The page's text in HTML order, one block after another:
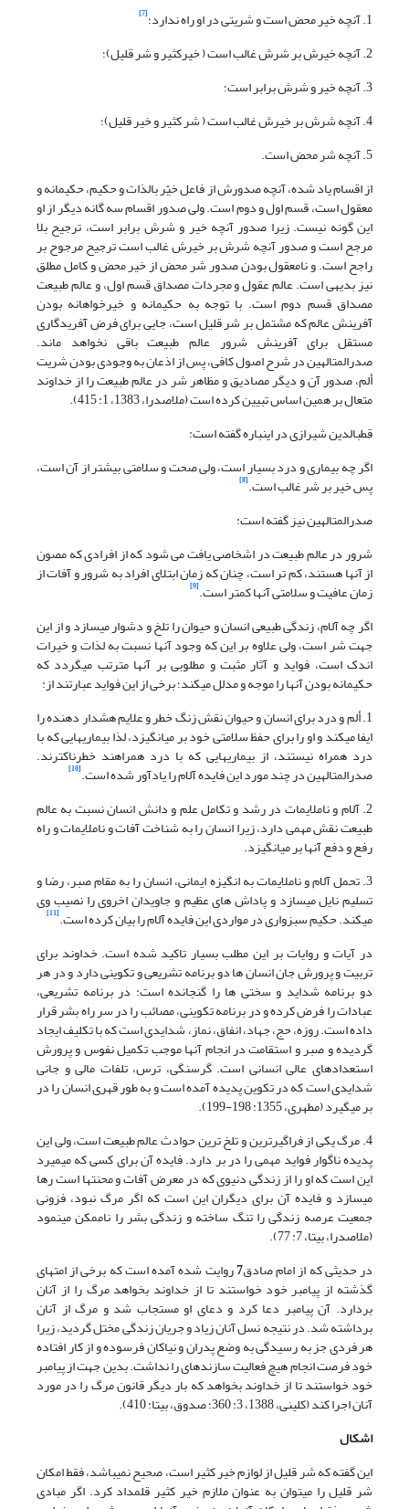
1. آنچه خیر محض است و شریتی در او راه ندارد؛
[7]
2. آنچه خیرش بر شرش غالب است ( خیرکثیر و شر قلیل)؛
3. آنچه خیر و شرش برابر است؛
4. آنچه شرش بر خیرش غالب است ( شر کثیر و خیر قلیل)؛
5. آنچه شر محض است.
از اقسام یاد شده، آنچه صدورش از فاعل خیّر بالذات و حکیم، حکیمانه و
معقول است، قسم اول و دوم است. ولی صدور اقسام سه گانه دیگر از او
این گونه نیست. زیرا صدور آنچه خیر و شرش برابر است، ترجیح بلا
مرجح است و صدور آنچه شرش بر خیرش غالب است ترجیح مرجوح بر
راجح است. و نامعقول بودن صدور شر محض از خیر محض و کامل مطلق
نیز بدیهی است. عالم عقول و مجردات مصداق قسم اول، و عالم طبیعت
مصداق قسم دوم است. با توجه به حکیمانه و خیرخواهانه بودن
آفرینش عالم که مشتمل بر شر قلیل است، جایی برای فرض آفریدگاری
مستقل برای آفرینش شرور عالم طبیعت باقی نخواهد ماند.
صدرالمتالهین در شرح اصول کافی، پس از اذعان به وجودی بودن شریت
ألم، صدور آن و دیگر مصادیق و مظاهر شر در عالم طبیعت را از خداوند
متعال بر همین اساس تبیین کرده است (ملاصدرا، 1383، 1: 415).
قطب‏الدین شیرازی در این‏باره گفته است:
اگر چه بیماری و درد بسیار است، ولی صحت و سلامتی بیشتر از آن است،
پس خیر بر شر غالب است.[8]
صدرالمتالهین نیز گفته است:
شرور در عالم طبیعت در اشخاصی یافت می شود که از افرادی که مصون
از آنها هستند، کم تر است، چنان که زمان ابتلای افراد به شرور و آفات از
زمان عافیت و سلامتی آنها کمتر است.[9]
اگر چه آلام، زندگی طبیعی انسان و حیوان را تلخ و دشوار می‏سازد و از این
جهت شر است، ولی علاوه بر این که وجود آنها نسبت به لذات و خیرات
اندک است، فواید و آثار مثبت و مطلوبی بر آنها مترتب می‏گردد که
حکیمانه بودن آنها را موجه و مدلل می‏کند؛ برخی از این فواید عبارتند از:
1. ألم و درد برای انسان و حیوان نقش زنگ خطر و علایم هشدار دهنده را
ایفا می‏کند و او را برای حفظ سلامتی خود بر می‏انگیزد، لذا بیماری‏هایی که با
درد همراه نیستند، از بیماری‏هایی که با درد همراهند خطرناک‏ترند.
صدرالمتالهین در چند مورد این فایده آلام را یادآور شده است.[10]
2. آلام و ناملایمات در رشد و تکامل علم و دانش انسان نسبت به عالم
طبیعت نقش مهمی دارد، زیرا انسان را به شناخت آفات و ناملایمات و راه
رفع و دفع آنها بر می‏انگیزد.
3. تحمل آلام و ناملایمات به انگیزه ایمانی، انسان را به مقام صبر، رضا و
تسلیم نایل می‏سازد و پاداش های عظیم و جاویدان اخروی را نصیب وی
می‏کند. حکیم سبزواری در مواردی این فایده آلام را بیان کرده است.[11]
در آیات و روایات بر این مطلب بسیار تاکید شده است. خداوند برای
تربیت و پرورش جان انسان ها دو برنامه تشریعی و تکوینی دارد و در هر
دو برنامه شداید و سختی ها را گنجانده است: در برنامه تشریعی،
عبادات را فرض کرده و در برنامه تکوینی، مصائب را در سر راه بشر قرار
داده است. روزه، حج، جهاد، انفاق، نماز، شدایدی است که با تکلیف ایجاد
گردیده و صبر و استقامت در انجام آنها موجب تکمیل نفوس و پرورش
استعدادهای عالی انسانی است. گرسنگی، ترس، تلفات مالی و جانی
شدایدی است که در تکوین پدیده آمده است و به طور قهری انسان را در
بر می‏گیرد (مطهری، 1355: 198-199).
4. مرگ یکی از فراگیرترین و تلخ ترین حوادث عالم طبیعت است، ولی این
پدیده ناگوار فواید مهمی را در بر دارد. فایده آن برای کسی که می‏میرد
این است که او را از زندگی دنیوی که در معرض آفات و محنت‏ها است رها
می‏سازد و فایده آن برای دیگران این است که اگر مرگ نبود، فزونی
جمعیت عرصه زندگی را تنگ ساخته و زندگی بشر را ناممکن می‏نمود
(ملاصدرا، بی‏تا، 7: 77).
در حدیثی که از امام صادق7روایت شده آمده است که برخی از امت‏های
گذشته از پیامبر خود خواستند تا از خداوند بخواهد مرگ را از آنان
بردارد. آن پیامبر دعا کرد و دعای او مستجاب شد و مرگ از آنان
برداشته شد. در نتیجه نسل آنان زیاد و جریان زندگی مختل گردید، زیرا
هر فردی جز به رسیدگی به وضع پدران و نیاکان فرسوده و از کار افتاده
خود فرصت انجام هیچ فعالیت سازنده‏ای را نداشت. بدین جهت از پیامبر
خود خواستند تا از خداوند بخواهد که بار دیگر قانون مرگ را در مورد
آنان اجرا کند (کلینی، 1388، 3: 360؛ صدوق، بی‏تا: 410).
اشکال
این گفته که شر قلیل از لوازم خیر کثیر است، صحیح نمی‏باشد، فقط امکان
شر قلیل را می‏توان به عنوان ملازم خیر کثیر قلمداد کرد. اگر مبادی